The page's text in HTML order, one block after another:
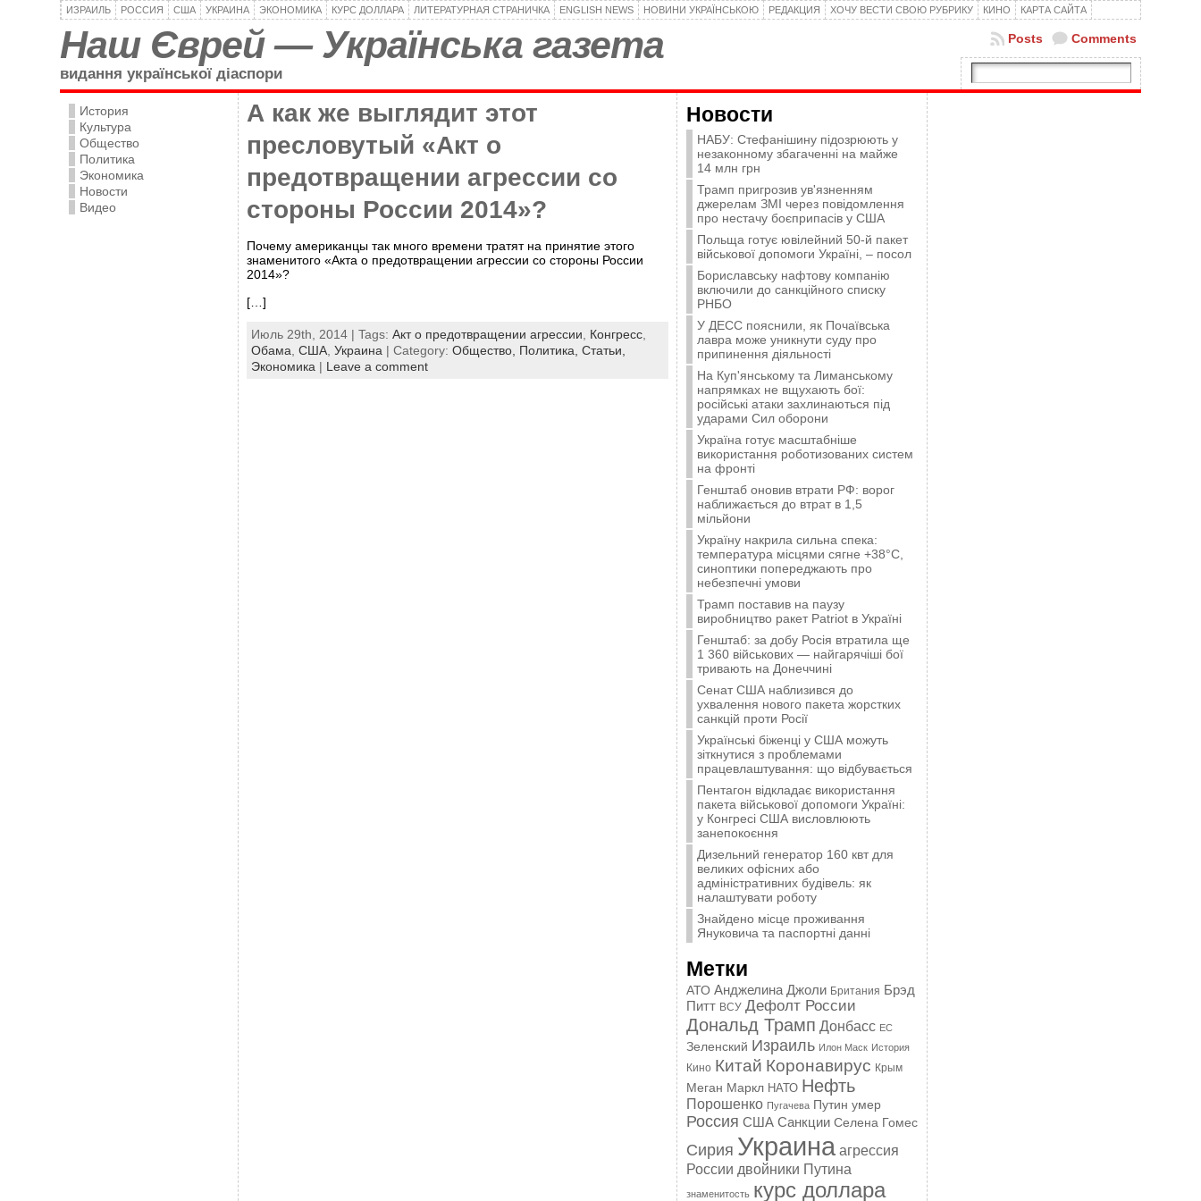
ИЗРАИЛЬ РОССИЯ США УКРАИНА ЭКОНОМИКА КУРС ДОЛЛАРА ЛИТЕРАТУРНАЯ СТРАНИЧКА ENGLISH NEWS НОВИНИ УКРАЇНСЬКОЮ РЕДАКЦИЯ ХОЧУ ВЕСТИ СВОЮ РУБРИКУ КИНО КАРТА САЙТА
Наш Єврей — Українська газета
видання української діаспори
Comments
Posts
История
Культура
Общество
Политика
Экономика
Новости
Видео
А как же выглядит этот
пресловутый «Акт о
предотвращении агрессии со
стороны России 2014»?
Почему американцы так много времени тратят на принятие этого
знаменитого «Акта о предотвращении агрессии со стороны России
2014»?
[…]
Июль 29th, 2014 | Tags: Акт о предотвращении агрессии Конгресс
Обама США Украина | Category: Общество, Политика, Статьи,
Экономика | Leave a comment
Новости
НАБУ: Стефанішину підозрюють у
незаконному збагаченні на майже
14 млн грн
Трамп пригрозив ув'язненням
джерелам ЗМІ через повідомлення
про нестачу боєприпасів у США
Польща готує ювілейний 50-й пакет
військової допомоги Україні, – посол
Бориславську нафтову компанію
включили до санкційного списку
РНБО
У ДЕСС пояснили, як Почаївська
лавра може уникнути суду про
припинення діяльності
На Куп'янському та Лиманському
напрямках не вщухають бої:
російські атаки захлинаються під
ударами Сил оборони
Україна готує масштабніше
використання роботизованих систем
на фронті
Генштаб оновив втрати РФ: ворог
наближається до втрат в 1,5
мільйони
Україну накрила сильна спека:
температура місцями сягне +38°C,
синоптики попереджають про
небезпечні умови
Трамп поставив на паузу
виробництво ракет Patriot в Україні
Генштаб: за добу Росія втратила ще
1 360 військових — найгарячіші бої
тривають на Донеччині
Сенат США наблизився до
ухвалення нового пакета жорстких
санкцій проти Росії
Українські біженці у США можуть
зіткнутися з проблемами
працевлаштування: що відбувається
Пентагон відкладає використання
пакета військової допомоги Україні:
у Конгресі США висловлюють
занепокоєння
Дизельний генератор 160 квт для
великих офісних або
адміністративних будівель: як
налаштувати роботу
Знайдено місце проживання
Януковича та паспортні данні
Метки
АТО Анджелина Джоли Британия Брэд
Питт ВСУ Дефолт России
Дональд Трамп Донбасс ЕС
Зеленский Израиль Илон Маск История
Кино Китай Коронавирус Крым
Меган Маркл НАТО Нефть
Порошенко Пугачева Путин умер
Россия США Санкции Селена Гомес
Сирия Украина агрессия
России двойники Путина
знаменитость курс доллара